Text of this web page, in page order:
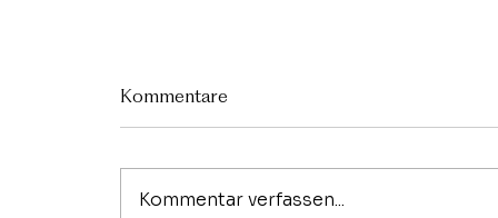
Kommentare
Kommentar verfassen...